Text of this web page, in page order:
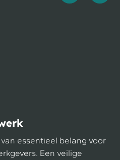
essentieel belang voor
Een veilige